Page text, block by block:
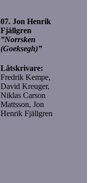
07. Jon Henrik
Fjällgren
”Norrsken
(Goeksegh)”
Låtskrivare:
Fredrik Kempe,
David Kreuger,
Niklas Carson
Mattsson, Jon
Henrik Fjällgren